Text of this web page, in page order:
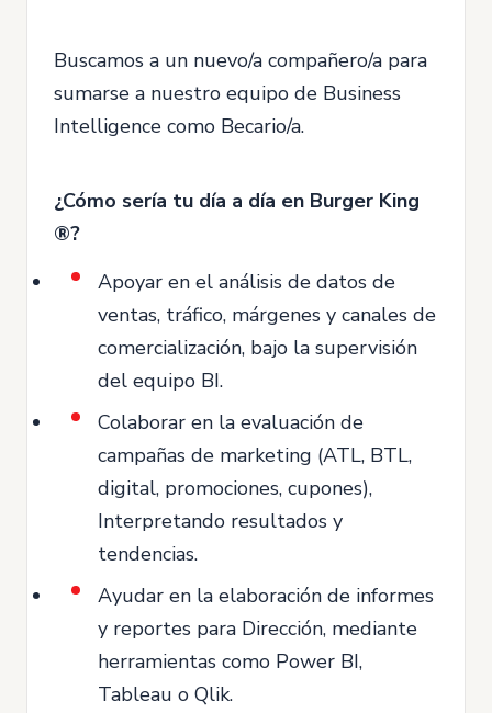
Buscamos a un nuevo/a compañero/a para
sumarse a nuestro equipo de Business
Intelligence como Becario/a.
¿Cómo sería tu día a día en Burger King
®?
Apoyar en el análisis de datos de
ventas, tráfico, márgenes y canales de
comercialización, bajo la supervisión
del equipo BI.
Colaborar en la evaluación de
campañas de marketing (ATL, BTL,
digital, promociones, cupones),
Interpretando resultados y
tendencias.
Ayudar en la elaboración de informes
y reportes para Dirección, mediante
herramientas como Power BI,
Tableau o Qlik.